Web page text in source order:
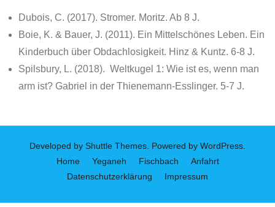
Dubois, C. (2017). Stromer. Moritz. Ab 8 J.
Boie, K. & Bauer, J. (2011). Ein Mittelschönes Leben. Ein
Kinderbuch über Obdachlosigkeit. Hinz & Kuntz. 6-8 J.
Spilsbury, L. (2018). Weltkugel 1: Wie ist es, wenn man
arm ist? Gabriel in der Thienemann-Esslinger. 5-7 J.
Developed by Shuttle Themes . Powered by WordPress
Home
Yeganeh Fischbach
Anfahrt
Datenschutzerklärung
Impressum